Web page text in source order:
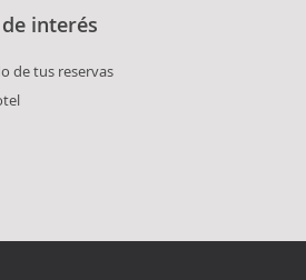
interés
de tus reservas